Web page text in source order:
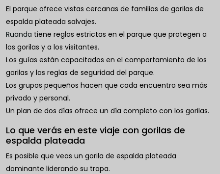
El parque ofrece vistas cercanas de familias de gorilas de
espalda plateada salvajes.
Ruanda tiene reglas estrictas en el parque que protegen a
los gorilas y a los visitantes.
Los guías están capacitados en el comportamiento de los
gorilas y las reglas de seguridad del parque.
Los grupos pequeños hacen que cada encuentro sea más
privado y personal.
Un plan de dos días ofrece un día completo con los gorilas.
Lo que verás en este viaje con gorilas de
espalda plateada
Es posible que veas un gorila de espalda plateada
dominante liderando su tropa.